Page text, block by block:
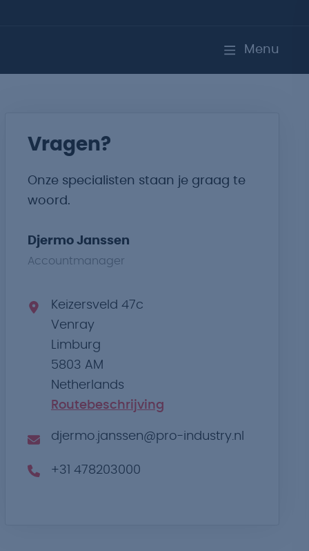
Menu
Vragen?
Onze specialisten staan je graag te
woord.
Djermo Janssen
Accountmanager
Keizersveld 47c
Venray
Limburg
5803 AM
Netherlands
Routebeschrijving
djermo.janssen@pro-industry.nl
+31 478203000